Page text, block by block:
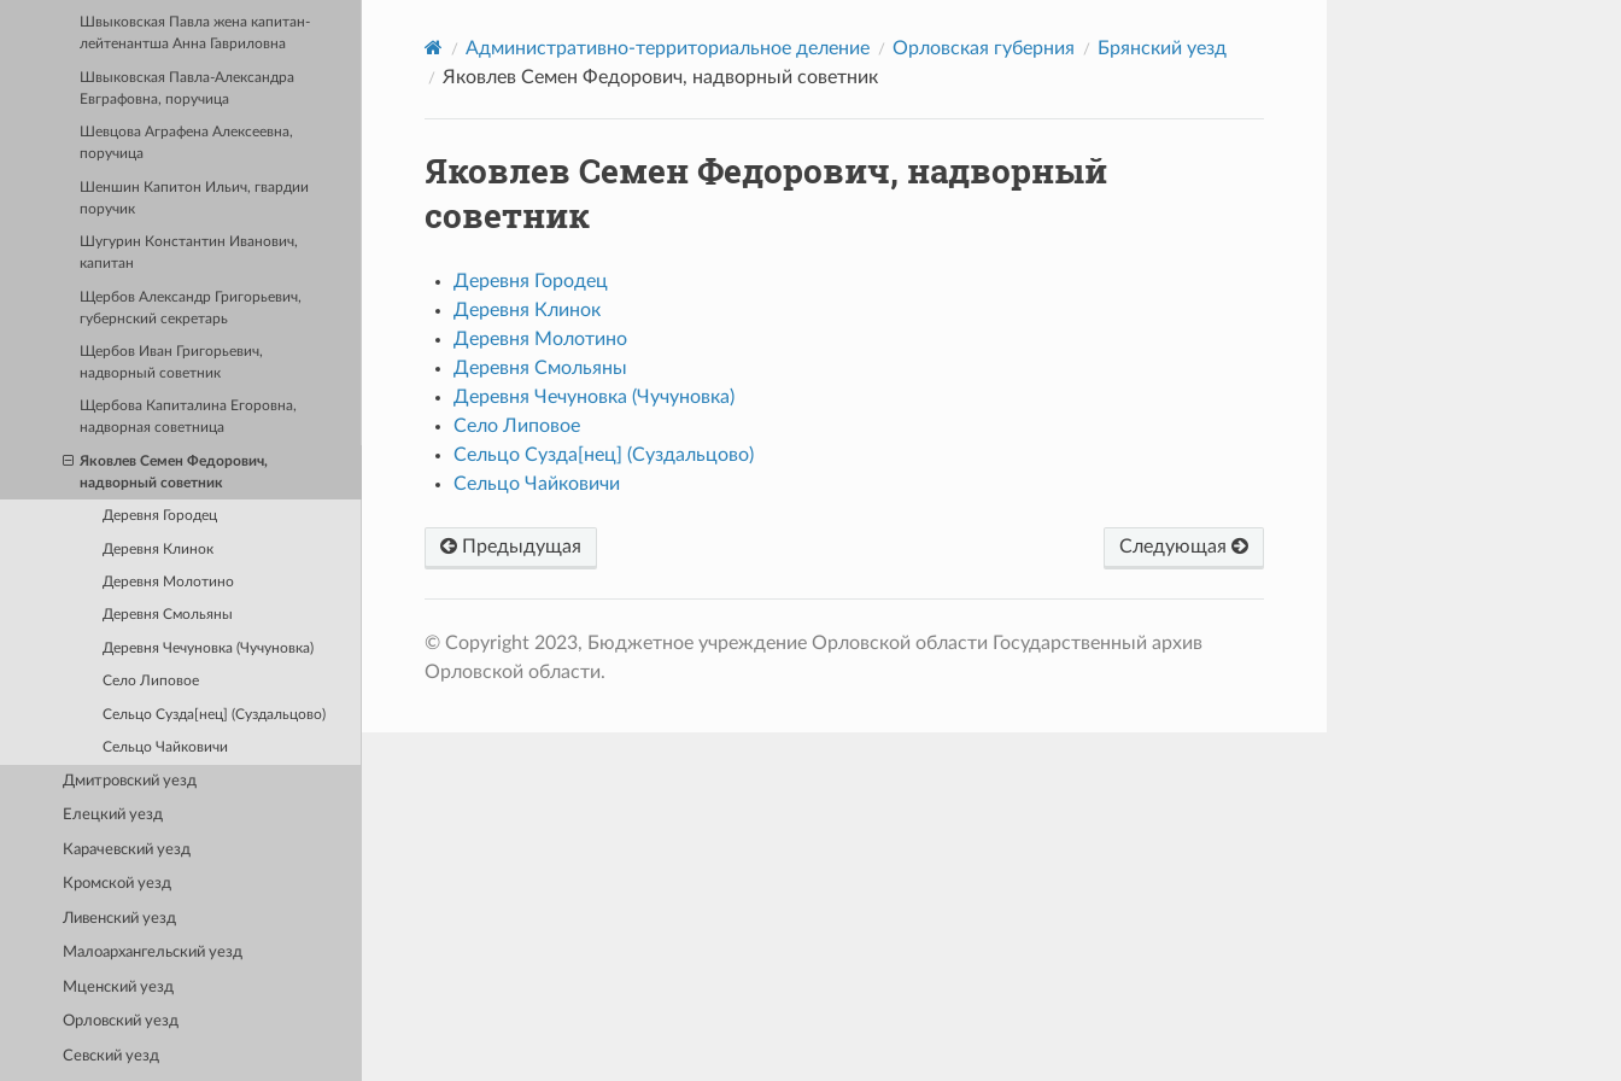
Швыковская Павла жена капитан-
лейтенантша Анна Гавриловна
Швыковская Павла-Александра
Евграфовна, поручица
Шевцова Аграфена Алексеевна,
поручица
Шеншин Капитон Ильич, гвардии
поручик
Шугурин Константин Иванович,
капитан
Щербов Александр Григорьевич,
губернский секретарь
Щербов Иван Григорьевич,
надворный советник
Щербова Капиталина Егоровна,
надворная советница
Яковлев Семен Федорович,
надворный советник
Деревня Городец
Деревня Клинок
Деревня Молотино
Деревня Смольяны
Деревня Чечуновка (Чучуновка)
Село Липовое
Сельцо Сузда[нец] (Суздальцово)
Сельцо Чайковичи
Дмитровский уезд
Елецкий уезд
Карачевский уезд
Кромской уезд
Ливенский уезд
Малоархангельский уезд
Мценский уезд
Орловский уезд
Севский уезд
Административно-территориальное деление Орловская губерния
Брянский уезд
Яковлев Семен Федорович, надворный советник
Яковлев Семен Федорович, надворный
советник
Деревня Городец
Деревня Клинок
Деревня Молотино
Деревня Смольяны
Деревня Чечуновка (Чучуновка)
Село Липовое
Сельцо Сузда[нец] (Суздальцово)
Сельцо Чайковичи
Предыдущая Следующая
© Copyright 2023, Бюджетное учреждение Орловской области Государственный архив
Орловской области.